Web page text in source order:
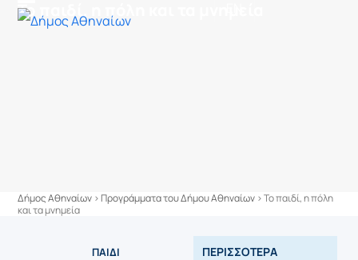
Skip
περιεχόμενο
Open
Close
Το παιδί, η πόλη και τα μνημεία
Δήμος Αθηναίων >Προγράμματα του Δήμου Αθηναίων >Το παιδί, η πόλη
και τα μνημεία
ΠΑΙΔΙ ΠΕΡΙΣΣΟΤΕΡΑ